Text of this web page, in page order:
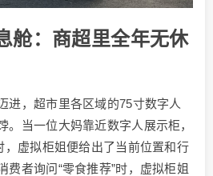
舱：商超里全年无休
进，超市里各区域的75寸数字人
。当一位大妈靠近数字人展示柜，
，虚拟柜姐便给出了当前位置和行
费者询问“零食推荐”时，虚拟柜姐